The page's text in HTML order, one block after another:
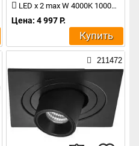
LED x 2 max W 4000K 1000Lm
Цена: 4 997 Р.
Купить
211472